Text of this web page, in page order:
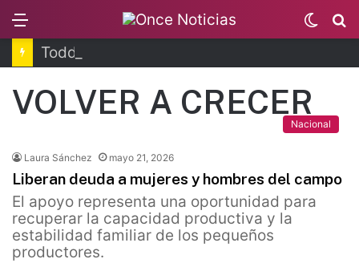
Switch
skin
VOLVER A CRECER
Nacional
Laura Sánchez mayo 21, 2026
Liberan deuda a mujeres y hombres del campo
El apoyo representa una oportunidad para
recuperar la capacidad productiva y la
estabilidad familiar de los pequeños
productores.